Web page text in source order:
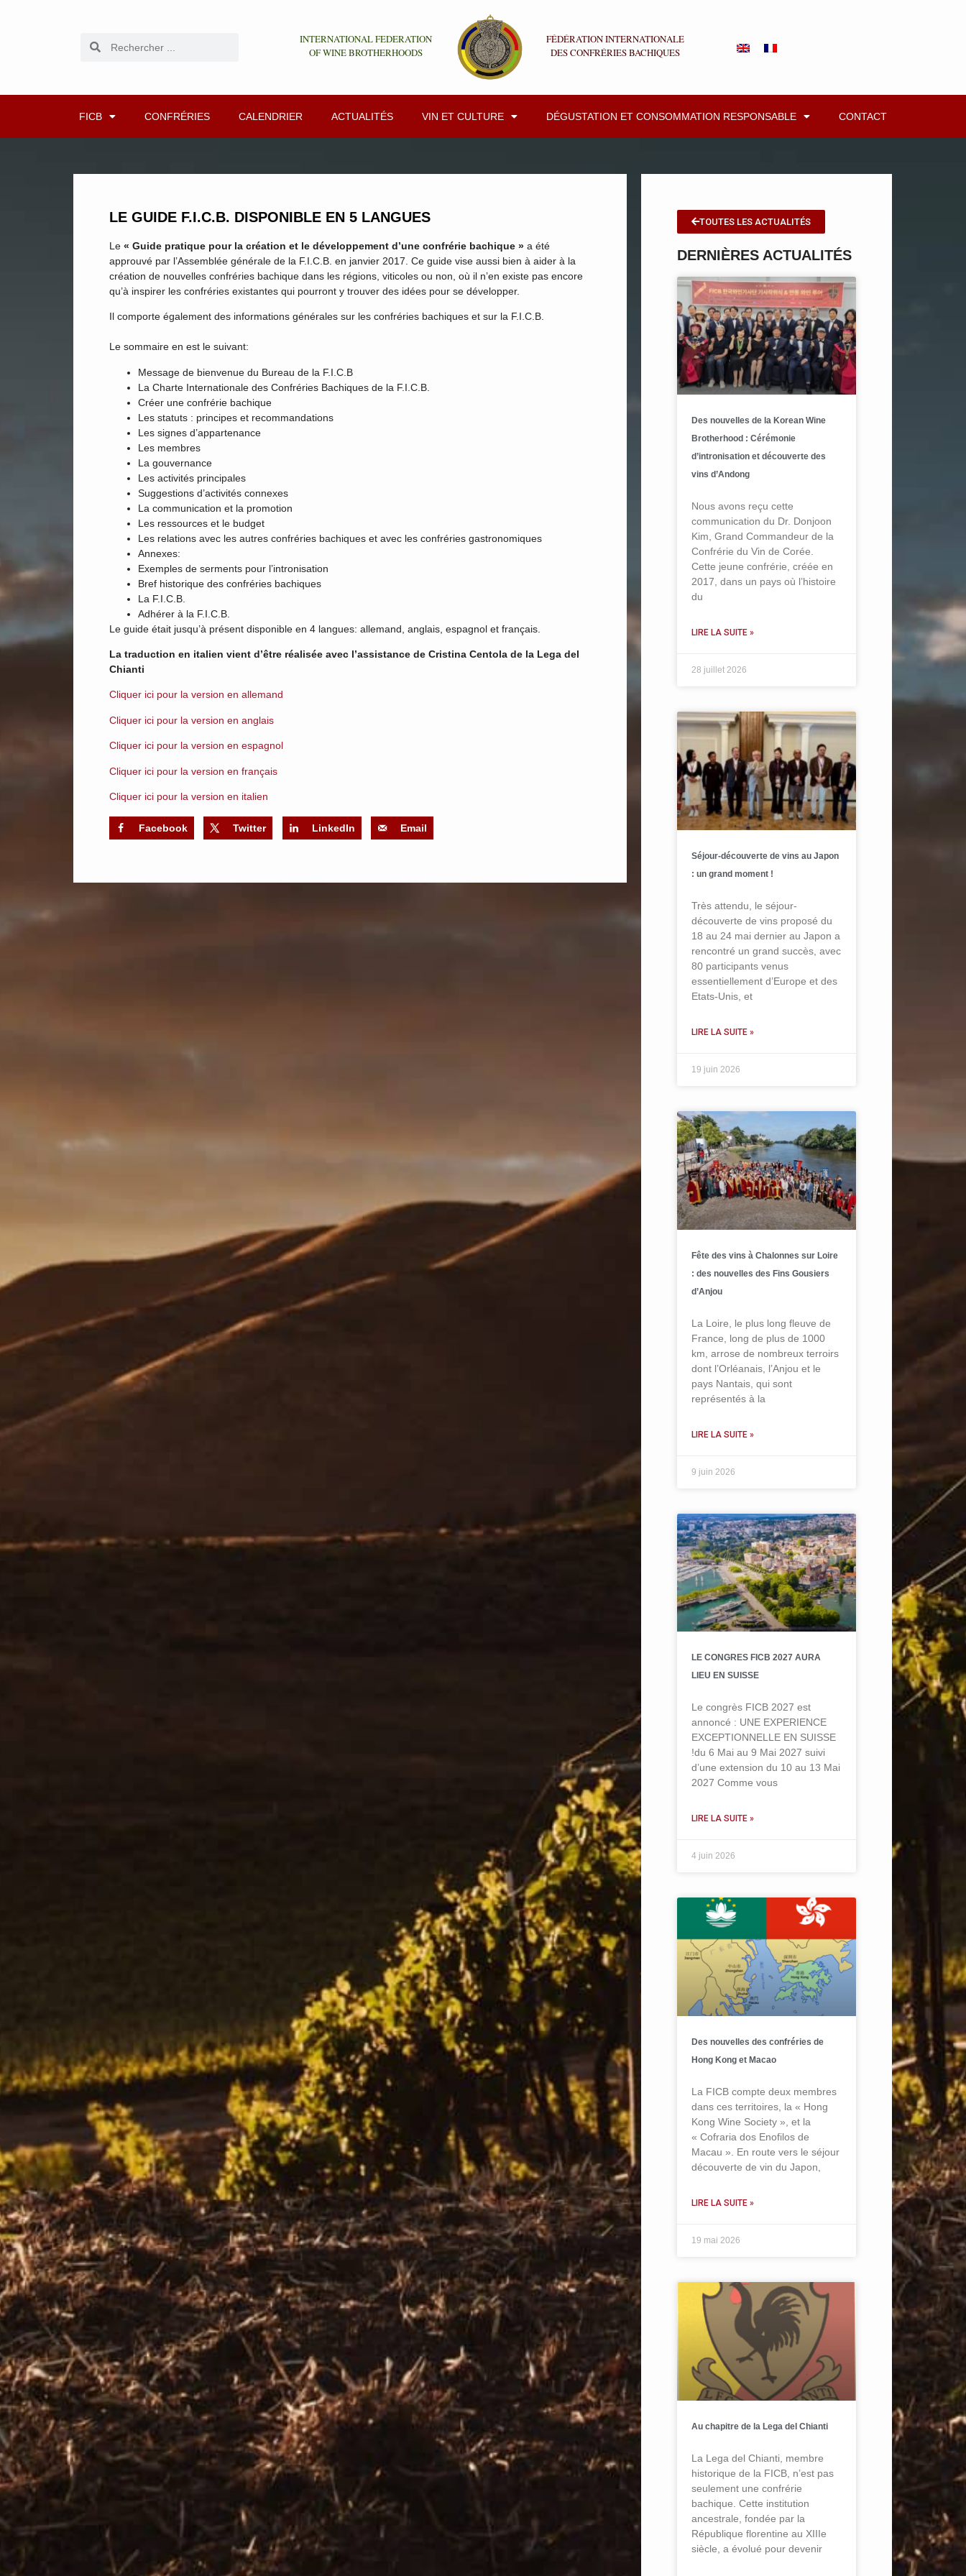
INTERNATIONAL FEDERATION
OF WINE BROTHERHOODS
FÉDÉRATION INTERNATIONALE
DES CONFRÉRIES BACHIQUES
FICB CONFRÉRIES CALENDRIER ACTUALITÉS VIN ET CULTURE DÉGUSTATION ET CONSOMMATION RESPONSABLE CONTACT
LE GUIDE F.I.C.B. DISPONIBLE EN 5 LANGUES
Le « Guide pratique pour la création et le développement d’une confrérie bachique » a été
approuvé par l’Assemblée générale de la F.I.C.B. en janvier 2017. Ce guide vise aussi bien à aider à la
création de nouvelles confréries bachique dans les régions, viticoles ou non, où il n’en existe pas encore
qu’à inspirer les confréries existantes qui pourront y trouver des idées pour se développer.
Il comporte également des informations générales sur les confréries bachiques et sur la F.I.C.B.
Le sommaire en est le suivant:
Message de bienvenue du Bureau de la F.I.C.B
La Charte Internationale des Confréries Bachiques de la F.I.C.B.
Créer une confrérie bachique
Les statuts : principes et recommandations
Les signes d’appartenance
Les membres
La gouvernance
Les activités principales
Suggestions d’activités connexes
La communication et la promotion
Les ressources et le budget
Les relations avec les autres confréries bachiques et avec les confréries gastronomiques
Annexes:
Exemples de serments pour l’intronisation
Bref historique des confréries bachiques
La F.I.C.B.
Adhérer à la F.I.C.B.
Le guide était jusqu’à présent disponible en 4 langues: allemand, anglais, espagnol et français.
La traduction en italien vient d’être réalisée avec l’assistance de Cristina Centola de la Lega del
Chianti
Cliquer ici pour la version en allemand
Cliquer ici pour la version en anglais
Cliquer ici pour la version en espagnol
Cliquer ici pour la version en français
Cliquer ici pour la version en italien
Facebook Twitter LinkedIn Email
TOUTES LES ACTUALITÉS
DERNIÈRES ACTUALITÉS
Des nouvelles de la Korean Wine
Brotherhood : Cérémonie
d’intronisation et découverte des
vins d’Andong
Nous avons reçu cette
communication du Dr. Donjoon
Kim, Grand Commandeur de la
Confrérie du Vin de Corée.
Cette jeune confrérie, créée en
2017, dans un pays où l’histoire
du
LIRE LA SUITE »
28 juillet 2026
Séjour-découverte de vins au Japon
: un grand moment !
Très attendu, le séjour-
découverte de vins proposé du
18 au 24 mai dernier au Japon a
rencontré un grand succès, avec
80 participants venus
essentiellement d’Europe et des
Etats-Unis, et
LIRE LA SUITE »
19 juin 2026
Fête des vins à Chalonnes sur Loire
: des nouvelles des Fins Gousiers
d’Anjou
La Loire, le plus long fleuve de
France, long de plus de 1000
km, arrose de nombreux terroirs
dont l’Orléanais, l’Anjou et le
pays Nantais, qui sont
représentés à la
LIRE LA SUITE »
9 juin 2026
LE CONGRES FICB 2027 AURA
LIEU EN SUISSE
Le congrès FICB 2027 est
annoncé : UNE EXPERIENCE
EXCEPTIONNELLE EN SUISSE
!du 6 Mai au 9 Mai 2027 suivi
d’une extension du 10 au 13 Mai
2027 Comme vous
LIRE LA SUITE »
4 juin 2026
Des nouvelles des confréries de
Hong Kong et Macao
La FICB compte deux membres
dans ces territoires, la « Hong
Kong Wine Society », et la
« Cofraria dos Enofilos de
Macau ». En route vers le séjour
découverte de vin du Japon,
LIRE LA SUITE »
19 mai 2026
Au chapitre de la Lega del Chianti
La Lega del Chianti, membre
historique de la FICB, n’est pas
seulement une confrérie
bachique. Cette institution
ancestrale, fondée par la
République florentine au XIIIe
siècle, a évolué pour devenir